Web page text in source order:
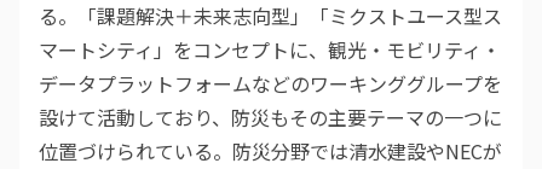
る。「課題解決＋未来志向型」「ミクストユース型ス
マートシティ」をコンセプトに、観光・モビリティ・
データプラットフォームなどのワーキンググループを
設けて活動しており、防災もその主要テーマの一つに
位置づけられている。防災分野では清水建設やNECが